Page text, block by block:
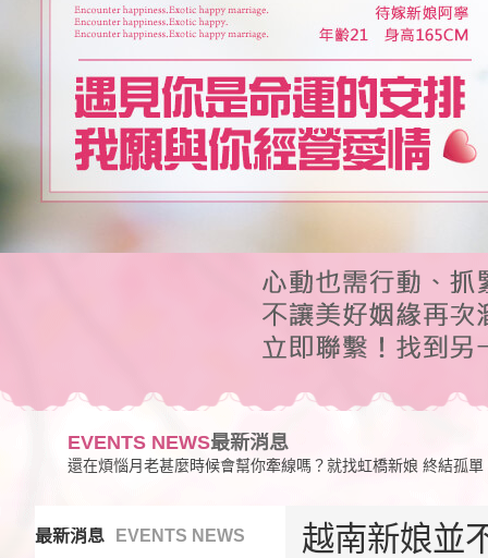
EVENTS NEWS最新消息
還在煩惱月老甚麼時候會幫你牽線嗎？就找虹橋新娘 終結孤
最新消息 EVENTS NEWS 越南新娘並